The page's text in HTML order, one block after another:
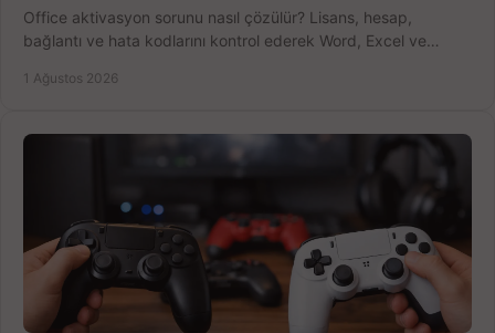
Office aktivasyon sorunu nasıl çözülür? Lisans, hesap,
bağlantı ve hata kodlarını kontrol ederek Word, Excel ve
1 Ağustos 2026